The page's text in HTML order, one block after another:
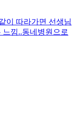
이 따라가면 선생님
낌..동네병원으로